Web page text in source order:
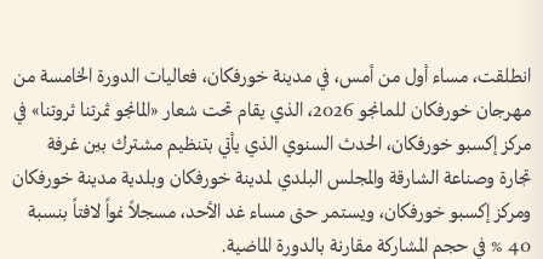
انطلقت، مساء أول من أمس، في مدينة خورفكان، فعاليات الدورة الخامسة من
مهرجان خورفكان للمانجو 2026، الذي يقام تحت شعار «المانجو ثمرتنا ثروتنا» في
مركز إكسبو خورفكان، الحدث السنوي الذي يأتي بتنظيم مشترك بين غرفة
تجارة وصناعة الشارقة والمجلس البلدي لمدينة خورفكان وبلدية مدينة خورفكان
ومركز إكسبو خورفكان، ويستمر حتى مساء غد الأحد، مسجلاً نمواً لافتاً بنسبة
40 % في حجم المشاركة مقارنة بالدورة الماضية.